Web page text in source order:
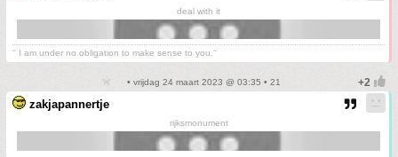
deal with it
'' I am under no obligation to make sense to you.''
• vrijdag 24 maart 2023 @ 03:35 • 21
zakjapannertje
rijksmonument